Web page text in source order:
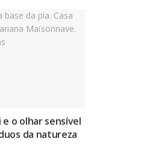
e o olhar sensível
da natureza